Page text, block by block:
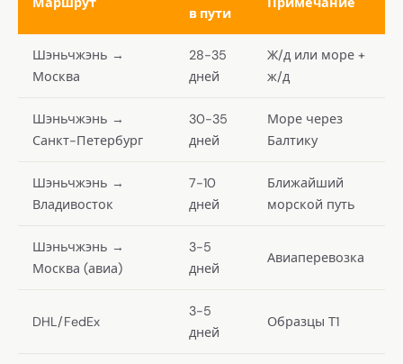
в пути
Шэньчжэнь →
Москва
28-35
дней
Ж/д или море +
ж/д
Шэньчжэнь →
Санкт-Петербург
30-35
дней
Море через
Балтику
Шэньчжэнь →
Владивосток
7-10
дней
Ближайший
морской путь
Шэньчжэнь →
Москва (авиа)
3-5
дней
Авиаперевозка
DHL/FedEx
3-5
дней
Образцы Т1